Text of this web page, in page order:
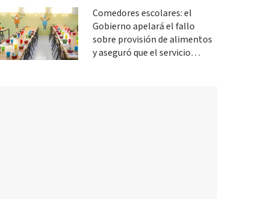
Comedores escolares: el
Gobierno apelará el fallo
sobre provisión de alimentos
y aseguró que el servicio